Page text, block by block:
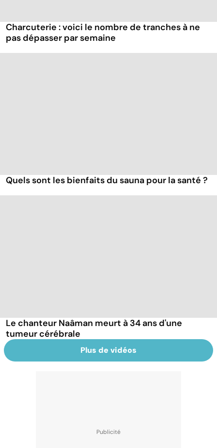
Charcuterie : voici le nombre de tranches à ne
pas dépasser par semaine
Quels sont les bienfaits du sauna pour la santé ?
Le chanteur Naâman meurt à 34 ans d'une
tumeur cérébrale
Plus de vidéos